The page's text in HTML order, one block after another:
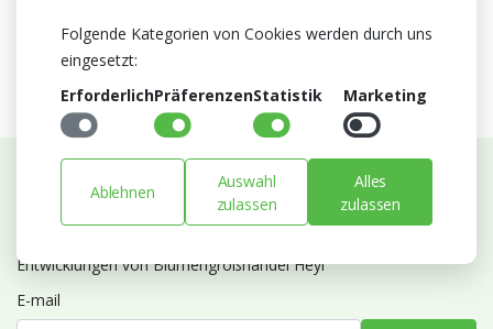
Abonnieren Sie unseren Newsletter
Entwicklungen von Blumengroßhandel Heyl
E-mail
Folgende Kategorien von Cookies werden durch uns
eingesetzt:
ErforderlichPräferenzenStatistik Marketing
Ablehnen
Auswahl
zulassen
Alles
zulassen